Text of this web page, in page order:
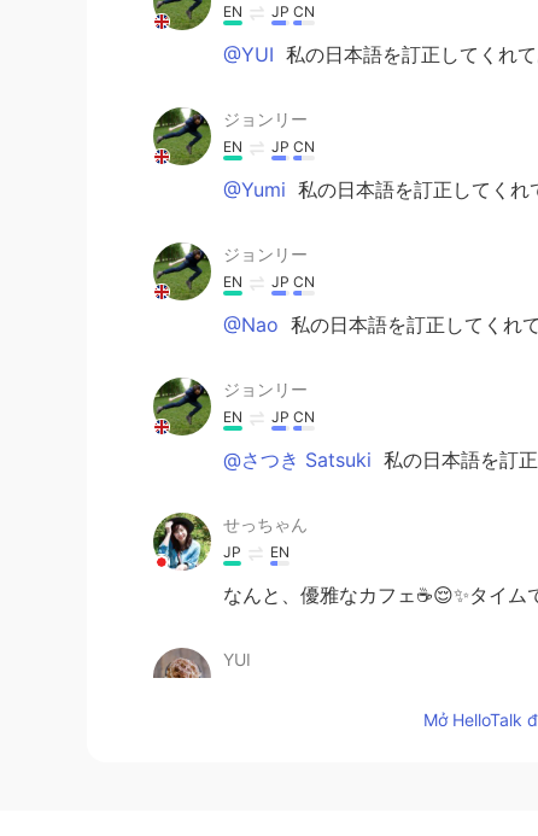
EN JP CN
@YUI 私の日本語を訂正してくれ
ジョンリー
EN JP CN
@Yumi 私の日本語を訂正してく
ジョンリー
EN JP CN
@Nao 私の日本語を訂正してくれ
ジョンリー
EN JP CN
@さつき Satsuki 私の日本語を訂
せっちゃん
JP EN
なんと、優雅なカフェ☕️😌✨タイム
YUI
ちゃったので、運動
Mở HelloTalk